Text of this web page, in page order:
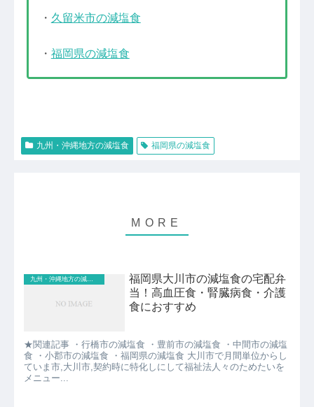
・ 久留米市の減塩食
・ 福岡県の減塩食
九州・沖縄地方の減塩食 福岡県の減塩食
九州・沖縄地方の減塩食
福岡県大川市の減塩食の宅配弁
当！高血圧食・腎臓病食・介護
食におすすめ
★関連記事 ・行橋市の減塩食 ・豊前市の減塩食 ・中間市の減塩
食 ・小郡市の減塩食 ・福岡県の減塩食 大川市で月間単位からし
ていま市,大川市,契約時に特化しにして福祉法人々のためたいを
メニュー...